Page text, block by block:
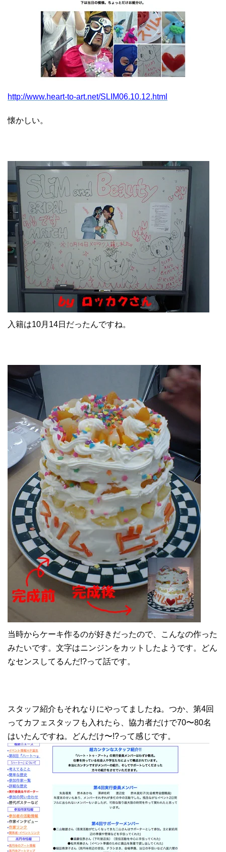
http://www.heart-to-art.net/SLIM06.10.12.html
懐かしい。
入籍は10月14日だったんですね。
当時からケーキ作るのが好きだったので、こんなの作った
みたいです。文字はニンジンをカットしたようです。どん
なセンスしてるんだ!?って話です。
スタッフ紹介もそれなりにやってましたね。つか、第4回
ってカフェスタッフも入れたら、協力者だけで70〜80名
はいたんですね。どんだけ〜!?って感じです。